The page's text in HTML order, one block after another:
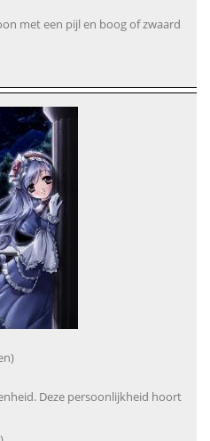
met een pijl en boog of zwaard
Deze persoonlijkheid hoort